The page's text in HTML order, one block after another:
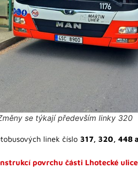
se týkají především linky 320
linek číslo 317, 320, 448
povrchu části Lhotecké ulice